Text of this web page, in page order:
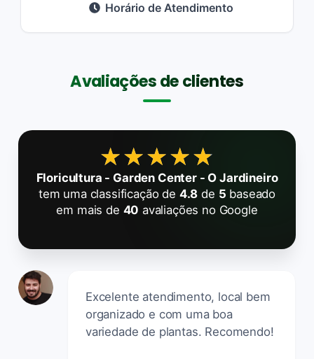
Horário de Atendimento
Avaliações de clientes
★★★★★
★★★★★
Floricultura - Garden Center - O Jardineiro
tem uma classificação de 4.8 de 5 baseado
em mais de 40 avaliações no Google
Excelente atendimento, local bem
organizado e com uma boa
variedade de plantas. Recomendo!